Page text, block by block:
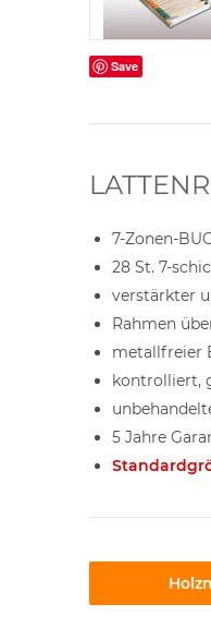
Save
7-Zonen-
28 St. 7-
verstärkter
Rahmen
metallfreier
kontrolliert,
5 Jahre